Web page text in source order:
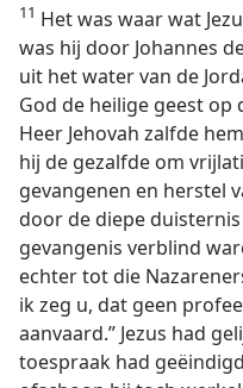
11 Het was waar wat
was hij door Johannes
uit het water van de
God de heilige geest op
Heer Jehovah zalfde
hij de gezalfde om
gevangenen en herstel
door de diepe
gevangenis verblind
echter tot die
ik zeg u, dat geen
aanvaard.” Jezus had
toespraak had